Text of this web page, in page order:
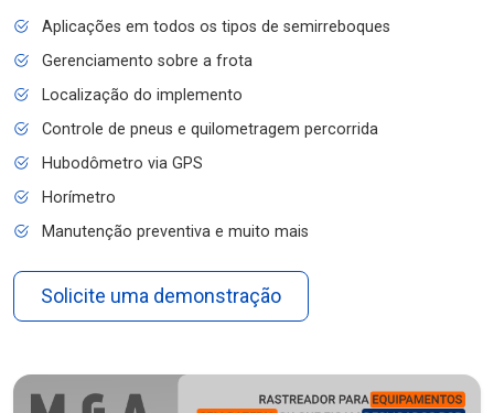
Aplicações em todos os tipos de semirreboques
Gerenciamento sobre a frota
Localização do implemento
Controle de pneus e quilometragem percorrida
Hubodômetro via GPS
Horímetro
Manutenção preventiva e muito mais
Solicite uma demonstração